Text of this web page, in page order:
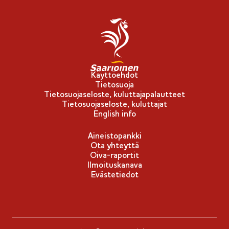
u
o
m
e
s
t
a
-
e
r
k
i
Käyttöehdot
Tietosuoja
Tietosuojaseloste, kuluttajapalautteet
Tietosuojaseloste, kuluttajat
English info
Aineistopankki
Ota yhteyttä
Oiva-raportit
Ilmoituskanava
Evästetiedot